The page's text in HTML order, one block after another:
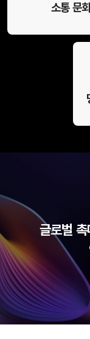
소통 문화
글로벌